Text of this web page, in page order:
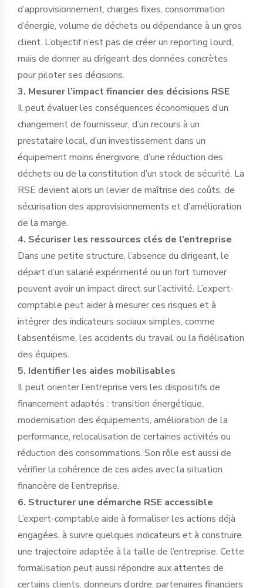
d’approvisionnement, charges fixes, consommation
d’énergie, volume de déchets ou dépendance à un gros
client. L’objectif n’est pas de créer un reporting lourd,
mais de donner au dirigeant des données concrètes
pour piloter ses décisions.
3. Mesurer l’impact financier des décisions RSE
Il peut évaluer les conséquences économiques d’un
changement de fournisseur, d’un recours à un
prestataire local, d’un investissement dans un
équipement moins énergivore, d’une réduction des
déchets ou de la constitution d’un stock de sécurité. La
RSE devient alors un levier de maîtrise des coûts, de
sécurisation des approvisionnements et d’amélioration
de la marge.
4. Sécuriser les ressources clés de l’entreprise
Dans une petite structure, l’absence du dirigeant, le
départ d’un salarié expérimenté ou un fort turnover
peuvent avoir un impact direct sur l’activité. L’expert-
comptable peut aider à mesurer ces risques et à
intégrer des indicateurs sociaux simples, comme
l’absentéisme, les accidents du travail ou la fidélisation
des équipes.
5. Identifier les aides mobilisables
Il peut orienter l’entreprise vers les dispositifs de
financement adaptés : transition énergétique,
modernisation des équipements, amélioration de la
performance, relocalisation de certaines activités ou
réduction des consommations. Son rôle est aussi de
vérifier la cohérence de ces aides avec la situation
financière de l’entreprise.
6. Structurer une démarche RSE accessible
L’expert-comptable aide à formaliser les actions déjà
engagées, à suivre quelques indicateurs et à construire
une trajectoire adaptée à la taille de l’entreprise. Cette
formalisation peut aussi répondre aux attentes de
certains clients, donneurs d’ordre, partenaires financiers